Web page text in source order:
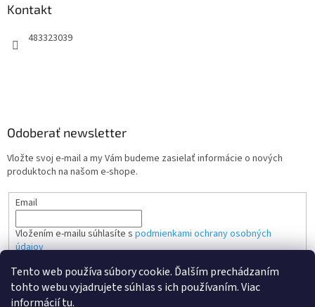
Tento web používa súbory cookie. Ďalším prechádzaním
tohto webu vyjadrujete súhlas s ich používaním. Viac
informáciítu.
Kontakt
483323039
Odoberať newsletter
Vložte svoj e-mail a my Vám budeme zasielať informácie o nových
produktoch na našom e-shope.
Email
Vložením e-mailu súhlasíte s podmienkami ochrany osobných
údajov
PRIHLÁSIŤ SA